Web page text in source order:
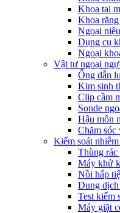
Khoa tai
Khoa
Ngoại niệu
Dụng cụ
Ngoại
Vật tư ngoại
Ống dẫn
Kim sinh
Clip cầm
Sonde
Hậu môn
Chăm sóc
Kiểm soát
Thùng rác
Máy khử
Nồi hấp
Dung
Test kiểm
Máy giặt